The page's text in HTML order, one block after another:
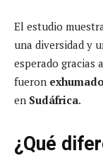
El estudio
una diversidad y
esperado gracias
fueron
en Sudáfrica.
¿Qué